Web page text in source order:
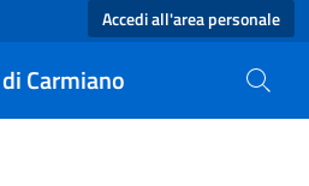
Accedi all'area personale
Carmiano